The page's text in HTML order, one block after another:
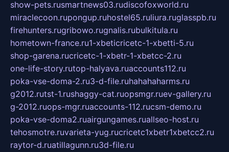
show-pets.rusmartnews03.rudiscofoxworld.ru
miraclecoon.rupongup.ruhostel65.ruliura.ruglasspb.ru
firehunters.rugribowo.rugnalis.rubulkitula.ru
hometown-france.ru1-xbeticricetc-1-xbetti-5.ru
shop-garena.rucricetc-1-xbetr-1-xbetcc-2.ru
one-life-story.rutop-halyava.ruaccounts112.ru
poka-vse-doma-2.ru3-d-file.ruhahahaharms.ru
g2012.rutst-1.rushaggy-cat.ruopsmgr.ruev-gallery.ru
g-2012.ruops-mgr.ruaccounts-112.rucsm-demo.ru
poka-vse-doma2.ruairgungames.ruallseo-host.ru
tehosmotre.ruvarieta-yug.rucricetc1xbetr1xbetcc2.ru
raytor-d.ruatillagunn.ru3d-file.ru